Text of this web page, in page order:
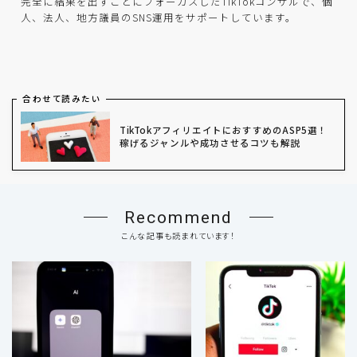
人、法人、地方議員のSNS運用をサポートしています。
合わせて読みたい
TikTokアフィリエイトにおすすめのASP5選！
稼げるジャンルや成功させるコツも解説
Recommend
こんな記事も読まれています！